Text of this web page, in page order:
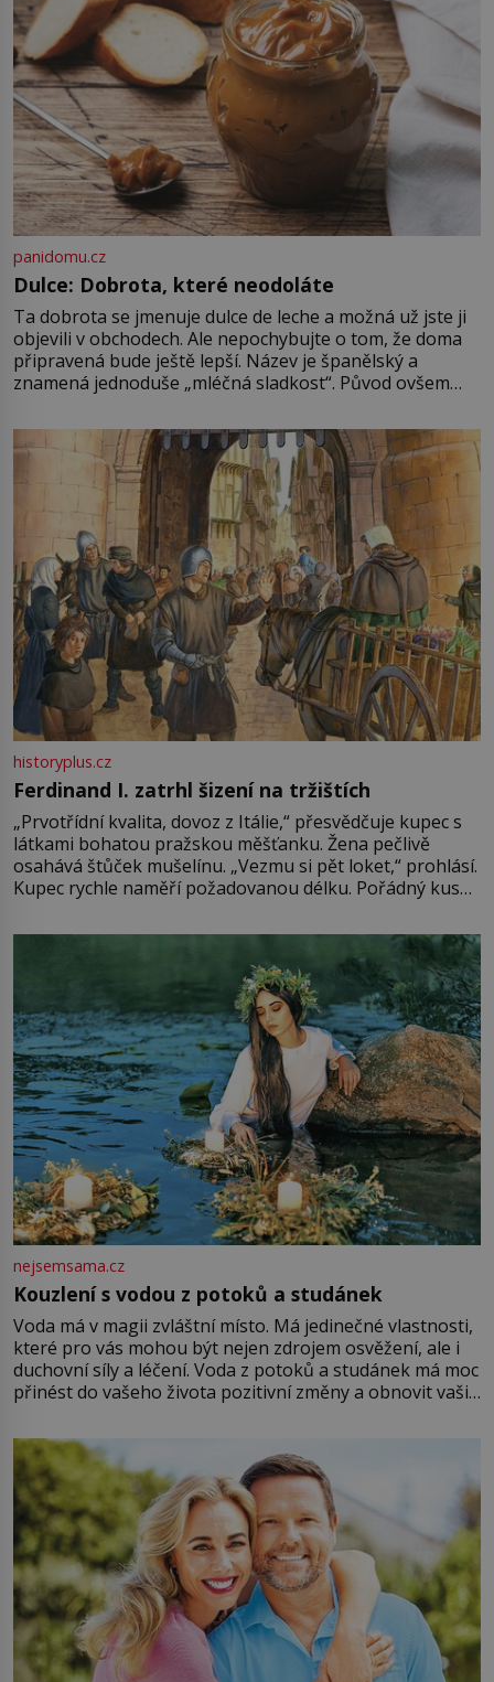
najdeme v rumunské vesnici
Sapanta, nedaleko hranic […]
panidomu.cz
Dulce: Dobrota, které neodoláte
Ta dobrota se jmenuje dulce de leche a možná už jste ji
objevili v obchodech. Ale nepochybujte o tom, že doma
připravená bude ještě lepší. Název je španělský a
znamená jednoduše „mléčná sladkost“. Původ ovšem
pře hned několik latinskoamerických zemí a k tomu
Francie, kde se traduje,
historyplus.cz
Ferdinand I. zatrhl šizení na tržištích
„Prvotřídní kvalita, dovoz z Itálie,“ přesvědčuje kupec s
látkami bohatou pražskou měšťanku. Žena pečlivě
osahává štůček mušelínu. „Vezmu si pět loket,“ prohlásí.
Kupec rychle naměří požadovanou délku. Pořádný kus
milostpaní. Stačí jenom na sukni,“ zhodnotí švadlena
množství růžového mušelínu. „Ošidili vás, podívejte.“
Vezme do ruky dřevěnou
nejsemsama.cz
Kouzlení s vodou z potoků a studánek
Voda má v magii zvláštní místo. Má jedinečné vlastnosti,
které pro vás mohou být nejen zdrojem osvěžení, ale i
duchovní síly a léčení. Voda z potoků a studánek má moc
přinést do vašeho života pozitivní změny a obnovit vaši
můžete obohatit své rituály a přinést do svého života
větší harmonii a klid. Je důležité